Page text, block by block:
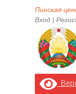
Пинская
Вход |